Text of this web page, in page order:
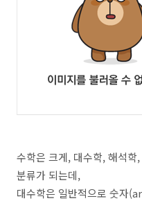
수학은 크게, 대수학, 해석
분류가 되는데,
대수학은 일반적으로 숫자